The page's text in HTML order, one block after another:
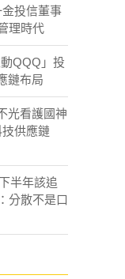
投信董事
理時代
QQQ」投
鏈布局
光看護國神
供應鏈
半年該追
分散不是口